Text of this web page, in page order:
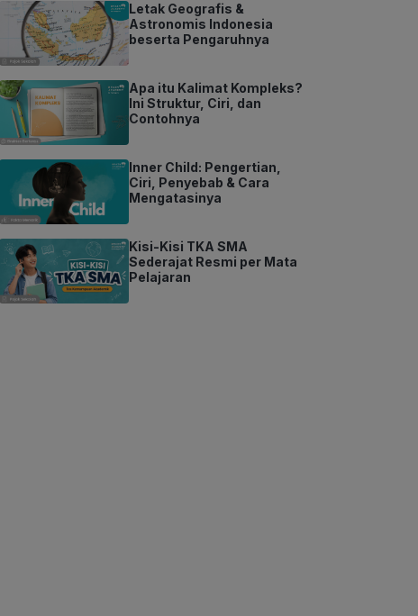
Letak Geografis &
Astronomis Indonesia
beserta Pengaruhnya
Apa itu Kalimat Kompleks?
Ini Struktur, Ciri, dan
Contohnya
Inner Child: Pengertian,
Ciri, Penyebab & Cara
Mengatasinya
Kisi-Kisi TKA SMA
Sederajat Resmi per Mata
Pelajaran